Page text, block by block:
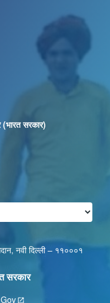
(भारत सरकार)
नवी दिल्ली – ११०००१
सरकार